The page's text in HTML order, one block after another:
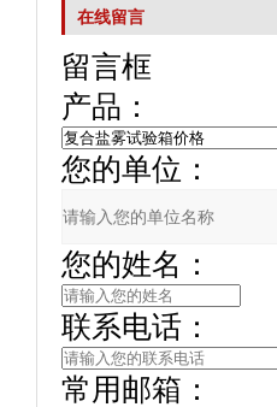
在线留言
留言框
产品：
您的单位：
您的姓名：
联系电话：
常用邮箱：